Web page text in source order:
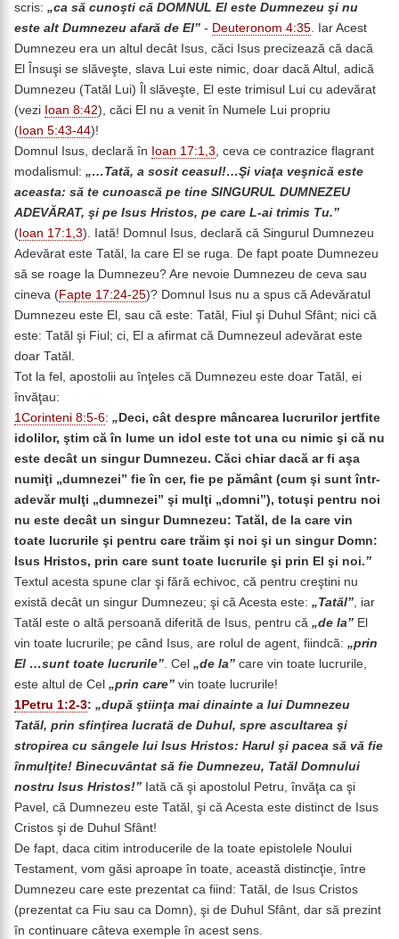
scris: „ca să cunoşti că DOMNUL El este Dumnezeu şi nu
este alt Dumnezeu afară de El” - Deuteronom 4:35. Iar Acest
Dumnezeu era un altul decât Isus, căci Isus precizează că dacă
El Însuşi se slăveşte, slava Lui este nimic, doar dacă Altul, adică
Dumnezeu (Tatăl Lui) Îl slăveşte, El este trimisul Lui cu adevărat
(vezi Ioan 8:42), căci El nu a venit în Numele Lui propriu
( Ioan 5:43-44)!
Domnul Isus, declară în Ioan 17:1,3, ceva ce contrazice flagrant
modalismul: „…Tată, a sosit ceasul!…Şi viaţa veşnică este
aceasta: să te cunoască pe tine SINGURUL DUMNEZEU
ADEVĂRAT, şi pe Isus Hristos, pe care L-ai trimis Tu.”
( Ioan 17:1,3). Iată! Domnul Isus, declară că Singurul Dumnezeu
Adevărat este Tatăl, la care El se ruga. De fapt poate Dumnezeu
să se roage la Dumnezeu? Are nevoie Dumnezeu de ceva sau
cineva (Fapte 17:24-25)? Domnul Isus nu a spus că Adevăratul
Dumnezeu este El, sau că este: Tatăl, Fiul şi Duhul Sfânt; nici că
este: Tatăl şi Fiul; ci, El a afirmat că Dumnezeul adevărat este
doar Tatăl.
Tot la fel, apostolii au înţeles că Dumnezeu este doar Tatăl, ei
învăţau:
1Corinteni 8:5-6: „ Deci, cât despre mâncarea lucrurilor jertfite
idolilor, ştim că în lume un idol este tot una cu nimic şi că nu
este decât un singur Dumnezeu. Căci chiar dacă ar fi aşa
numiţi „dumnezei” fie în cer, fie pe pământ (cum şi sunt într-
adevăr mulţi „dumnezei” şi mulţi „domni”), totuşi pentru noi
nu este decât un singur Dumnezeu: Tatăl, de la care vin
toate lucrurile şi pentru care trăim şi noi şi un singur Domn:
Isus Hristos, prin care sunt toate lucrurile şi prin El şi noi.”
Textul acesta spune clar şi fără echivoc, că pentru creştini nu
există decât un singur Dumnezeu; şi că Acesta este: „Tatăl”, iar
Tatăl este o altă persoană diferită de Isus, pentru că „de la” El
vin toate lucrurile; pe când Isus, are rolul de agent, fiindcă: „prin
El …sunt toate lucrurile”. Cel „de la” care vin toate lucrurile,
este altul de Cel „prin care” vin toate lucrurile!
1Petru 1:2-3: „după ştiinţa mai dinainte a lui Dumnezeu
Tatăl, prin sfinţirea lucrată de Duhul, spre ascultarea şi
stropirea cu sângele lui Isus Hristos: Harul şi pacea să vă fie
înmulţite! Binecuvântat să fie Dumnezeu, Tatăl Domnului
nostru Isus Hristos!” Iată că şi apostolul Petru, învăţa ca şi
Pavel, că Dumnezeu este Tatăl, şi că Acesta este distinct de Isus
Cristos şi de Duhul Sfânt!
De fapt, daca citim introducerile de la toate epistolele Noului
Testament, vom găsi aproape în toate, această distincţie, între
Dumnezeu care este prezentat ca fiind: Tatăl, de Isus Cristos
(prezentat ca Fiu sau ca Domn), şi de Duhul Sfânt, dar să prezint
în continuare câteva exemple în acest sens.